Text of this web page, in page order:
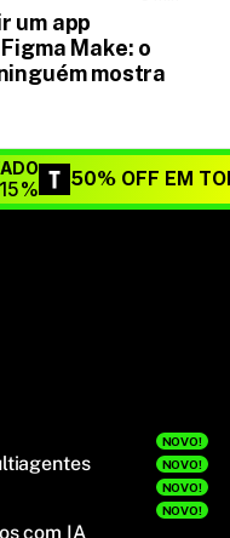
um app
Make: o
mostra
15% 50% OFF EM
NOVO!
NOVO!
NOVO!
NOVO!
com IA